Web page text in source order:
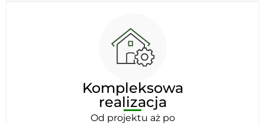
Kompleksowa
realizacja
Od projektu aż po